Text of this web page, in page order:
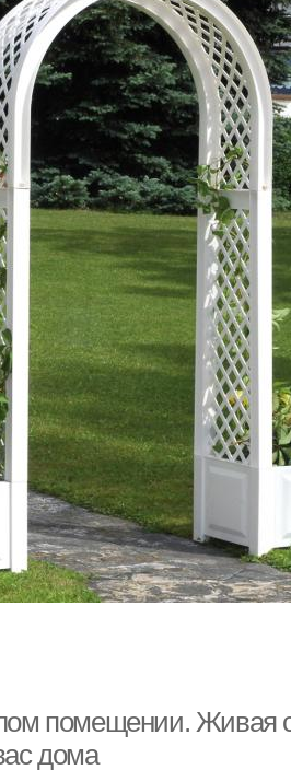
помещении. Живая
дома